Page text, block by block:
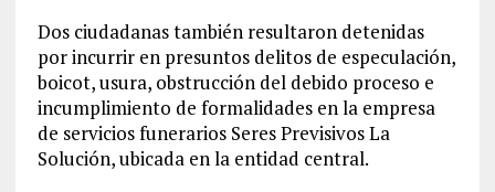
Dos ciudadanas también resultaron detenidas
por incurrir en presuntos delitos de especulación,
boicot, usura, obstrucción del debido proceso e
incumplimiento de formalidades en la empresa
de servicios funerarios Seres Previsivos La
Solución, ubicada en la entidad central.